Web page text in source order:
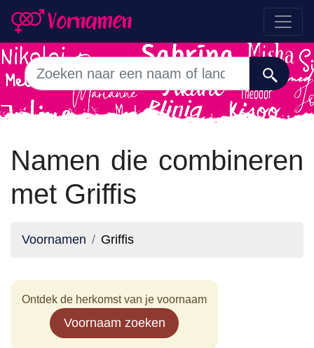
Namen die combineren
met Griffis
Voornamen Griffis
Ontdek de herkomst van je voornaam
Voornaam zoeken